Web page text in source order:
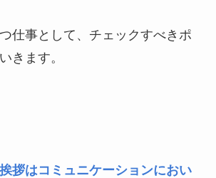
仕事として、チェックすべきポ
きます。
挨拶はコミュニケーションにおい